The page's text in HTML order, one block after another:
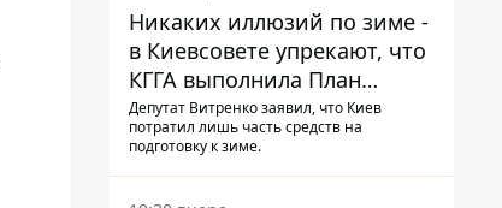
Никаких иллюзий по зиме -
в Киевсовете упрекают, что
КГГА выполнила План
устойчивости на 20%
Депутат Витренко заявил, что Киев
потратил лишь часть средств на
подготовку к зиме.